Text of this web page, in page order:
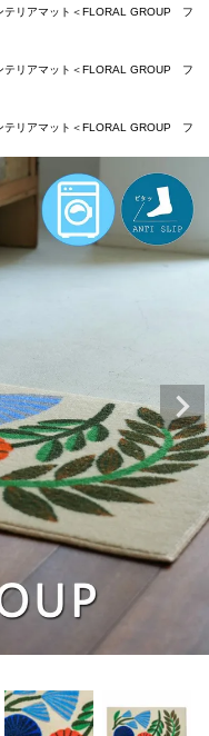
テリアマット＜FLORAL GROUP フ
テリアマット＜FLORAL GROUP フ
テリアマット＜FLORAL GROUP フ